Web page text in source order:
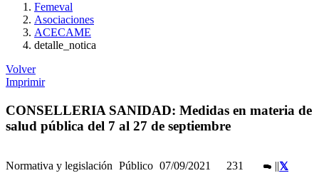
Femeval
Asociaciones
ACECAME
detalle_notica
Volver
Imprimir
CONSELLERIA SANIDAD: Medidas en materia de
salud pública del 7 al 27 de septiembre
Normativa y legislación Público 07/09/2021 231